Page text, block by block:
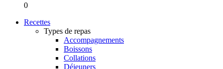
0
Recettes
Types de repas
Accompagnements
Boissons
Collations
Déjeuners